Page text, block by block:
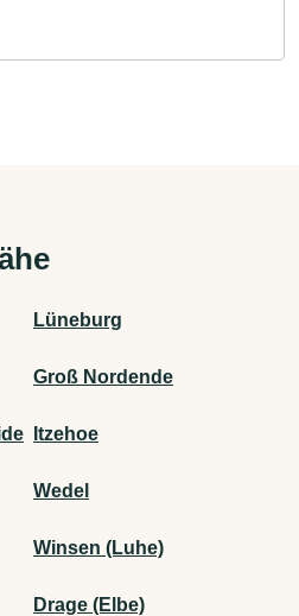
Lüneburg
Groß Nordende
Itzehoe
Wedel
Winsen (Luhe)
Drage (Elbe)